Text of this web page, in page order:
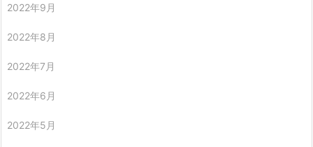
2022年9月
2022年8月
2022年7月
2022年6月
2022年5月